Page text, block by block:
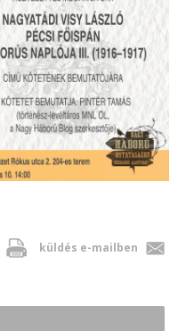
küldés e-mailben